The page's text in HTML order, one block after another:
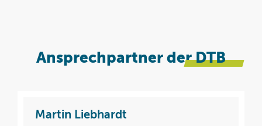
Ansprechpartner derDTB
Martin Liebhardt